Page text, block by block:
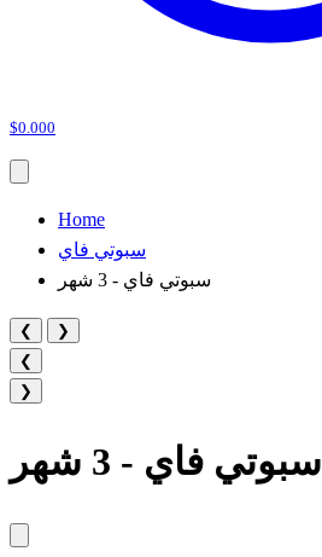
$0.000
Home
سبوتي فاي
سبوتي فاي - 3 شهر
❮
❯
❮
❯
سبوتي فاي - 3 شهر